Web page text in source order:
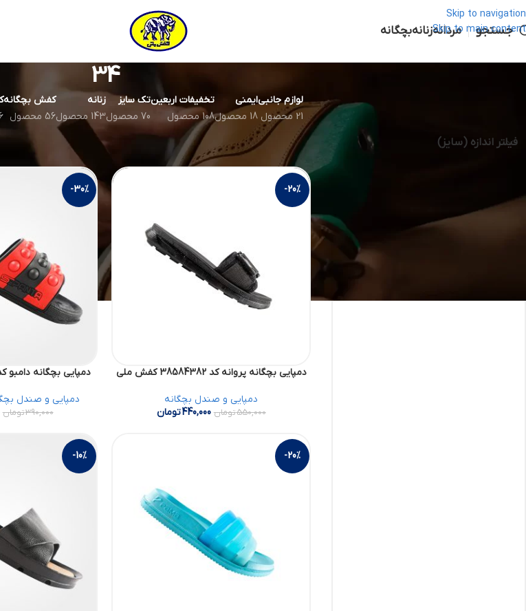
Skip to navigation
Skip to main content
جستجو مردانهزنانهبچگانه
34
لوازم جانبی
21 محصول
ایمنی
18 محصول
تخفیفات اربعین
108 محصول
تک سایز
70 محصول
زنانه
143 محصول
کفش بچگانه
56 محصول
فیلتر اندازه (سایز) خانه محصول سایز
-20%
دمپایی بچگانه پروانه کد 38584382 کفش ملی
دمپایی و صندل بچگانه
550,000تومان 440,000تومان
-30%
دمپایی بچگانه دامبو کد 78696343 کفش
دمپایی و صندل
390,000تومان
-20%
-10%